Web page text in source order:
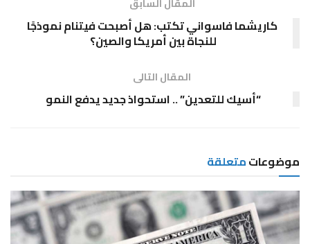
كاريشما فاسواني تكتب: هل أصبحت فيتنام نموذجًا
للنجاة بين أمريكا والصين؟
المقال التالى
“أسيك للتعدين” .. استحواذ جديد يدفع النمو
موضوعاتمتعلقة